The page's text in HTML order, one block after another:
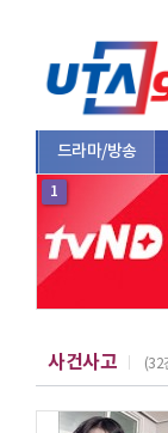
드라마/방송
1
사건사고 (32